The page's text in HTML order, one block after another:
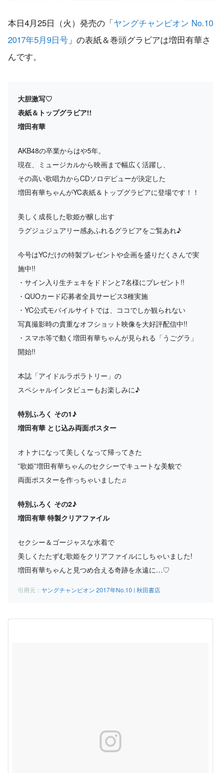
本日4月25日（火）発売の「ヤングチャンピオン No.10
2017年5月9日号 」の表紙＆巻頭グラビアは増田有華さ
んです。
大胆激写♡
表紙＆トップグラビア!!
増田有華
AKB48の卒業からはや5年。
現在、ミュージカルから映画まで幅広く活躍し、
その高い歌唱力からCDソロデビューが決定した
増田有華ちゃんがYC表紙＆トップグラビアに登場です！！
美しく成長した歌姫が醸し出す
ラグジュジュアリー感あふれるグラビアをご覧あれ♪
今号はYCだけの特製プレゼントや企画を盛りだくさんで実
施中!!
・サイン入り生チェキをドドンと7名様にプレゼント!!
・QUOカード応募者全員サービス3種実施
・YC公式モバイルサイトでは、ココでしか観られない
写真撮影時の貴重なオフショット映像を大好評配信中!!
・スマホ等で動く増田有華ちゃんが見られる「うごグラ」
開始!!
本誌「アイドルラボラトリー」の
スペシャルインタビューもお楽しみに♪
特別ふろく その1♪
増田有華 とじ込み両面ポスター
オトナになって美しくなって帰ってきた
”歌姫”増田有華ちゃんのセクシーでキュートな美貌で
両面ポスターを作っちゃいました♫
特別ふろく その2♪
増田有華 特製クリアファイル
セクシー＆ゴージャスな水着で
美しくたたずむ歌姫をクリアファイルにしちゃいました!
増田有華ちゃんと見つめ合える奇跡を永遠に…♡
ヤングチャンピオン 2017年No.10 | 秋田書店